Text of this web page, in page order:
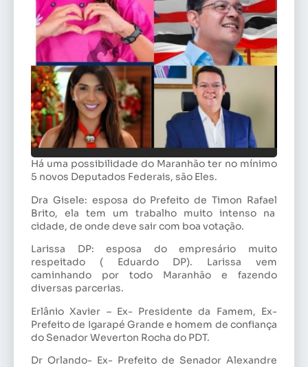
Há uma possibilidade do Maranhão ter no mínimo
5 novos Deputados Federais, são Eles.
Dra Gisele: esposa do Prefeito de Timon Rafael
Brito, ela tem um trabalho muito intenso na
cidade, de onde deve sair com boa votação.
Larissa DP: esposa do empresário muito
respeitado ( Eduardo DP). Larissa vem
caminhando por todo Maranhão e fazendo
diversas parcerias.
Erlânio Xavier – Ex- Presidente da Famem, Ex-
Prefeito de Igarapé Grande e homem de confiança
do Senador Weverton Rocha do PDT.
Dr Orlando- Ex- Prefeito de Senador Alexandre